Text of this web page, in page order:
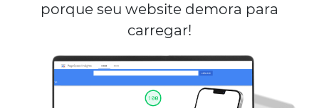
porque seu website demora para
carregar!